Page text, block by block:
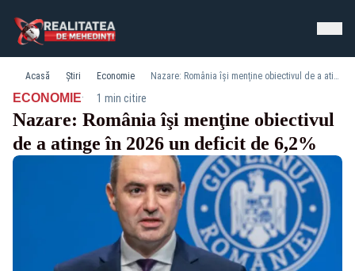
Acasă Știri Economie Nazare: România îşi menţine obiectivul de a atinge în 2026 un deficit de 6,2%
ECONOMIE· 1 min citire
Nazare: România îşi menţine obiectivul
de a atinge în 2026 un deficit de 6,2%